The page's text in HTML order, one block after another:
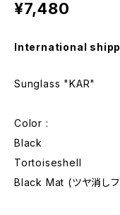
¥7,480
International
Sunglass "KAR"
Color :
Black
Tortoiseshell
Black Mat (ツヤ消しフ